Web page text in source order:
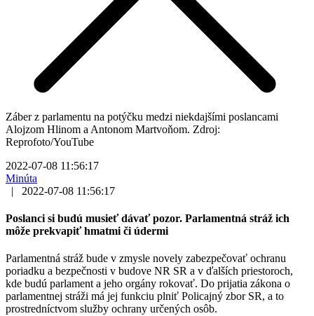
Záber z parlamentu na potýčku medzi niekdajšími poslancami
Alojzom Hlinom a Antonom Martvoňom. Zdroj:
Reprofoto/YouTube
2022-07-08 11:56:17
Minúta
|
2022-07-08 11:56:17
Poslanci si budú musieť dávať pozor. Parlamentná stráž ich
môže prekvapiť hmatmi či údermi
Parlamentná stráž bude v zmysle novely zabezpečovať ochranu
poriadku a bezpečnosti v budove NR SR a v ďalších priestoroch,
kde budú parlament a jeho orgány rokovať. Do prijatia zákona o
parlamentnej stráži má jej funkciu plniť Policajný zbor SR, a to
prostredníctvom služby ochrany určených osôb.